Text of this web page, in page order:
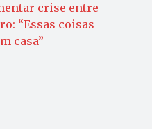
crise entre
“Essas coisas
casa”